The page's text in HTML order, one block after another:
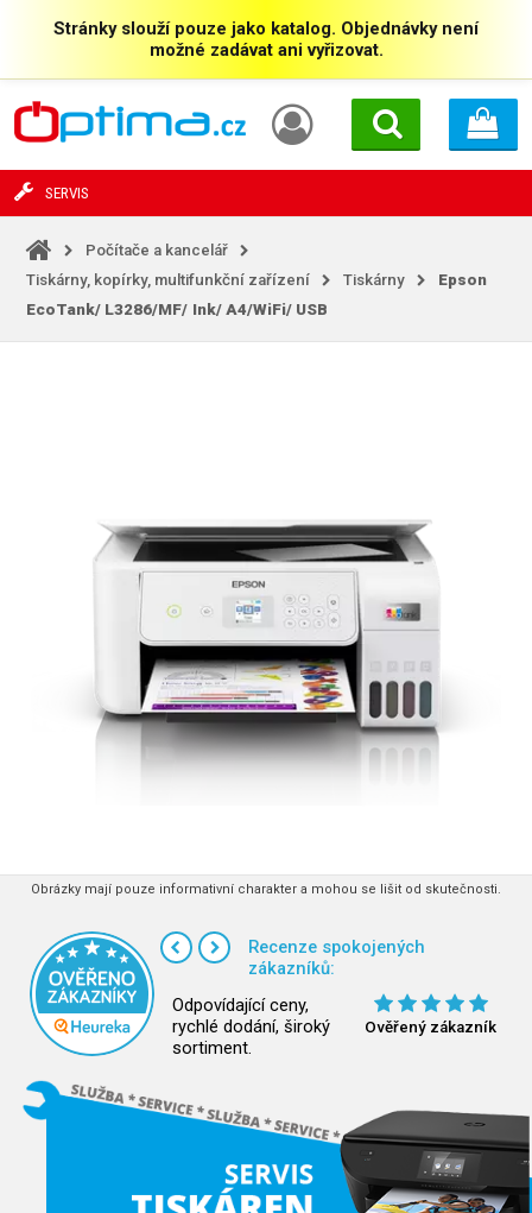
Stránky slouží pouze jako katalog. Objednávky není
možné zadávat ani vyřizovat.
SERVIS
Počítače a kancelář
Tiskárny, kopírky, multifunkční zařízení
Tiskárny
Epson
EcoTank/ L3286/MF/ Ink/ A4/WiFi/ USB
Obrázky mají pouze informativní charakter a mohou se lišit od skutečnosti.
Recenze spokojených
zákazníků:
Odpovídající ceny,
rychlé dodání, široký
sortiment.
Ověřený zákazník